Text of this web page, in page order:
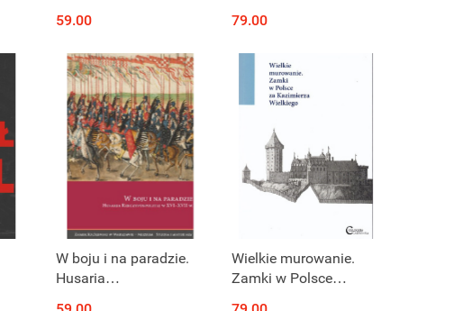
59.00
Zygmunta III
79.00
Produkt niedostępny
W boju i na paradzie.
Husaria
Produkt niedostępny
Wielkie murowanie.
Zamki w Polsce